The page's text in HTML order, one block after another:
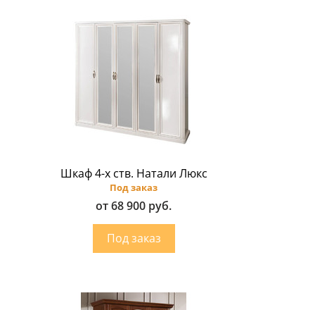
Шкаф 4-х ств. Натали Люкс
Под заказ
от 68 900 руб.